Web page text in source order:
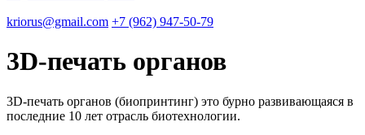
kriorus@gmail.com +7 (962) 947-50-79
3D-печать органов
​3D-печать органов (биопринтинг) это бурно развивающаяся в
последние 10 лет отрасль биотехнологии.